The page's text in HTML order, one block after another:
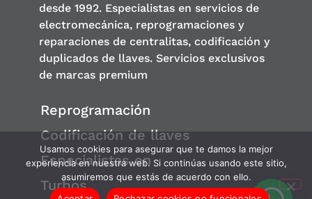
desde 1992. Especialistas en servicios de
electromecánica, reprogramaciones y
reparaciones de centralitas, codificación y
duplicados de llaves. Servicios exclusivos
de marcas premium
Reprogramación
Codificación de llaves
Especialistas en
Turbos
Usamos cookies para asegurar que te damos la mejor
experiencia en nuestra web. Si continúas usando este sitio,
asumiremos que estás de acuerdo con ello.